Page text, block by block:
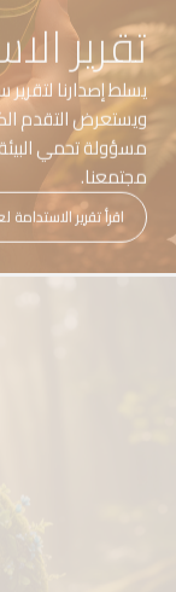
تقرير
يسلط إصدارنا
ويستعرض التقدم
مسؤولة تحمي
مجتمعنا.
اقرأ تقرير الاستدامة